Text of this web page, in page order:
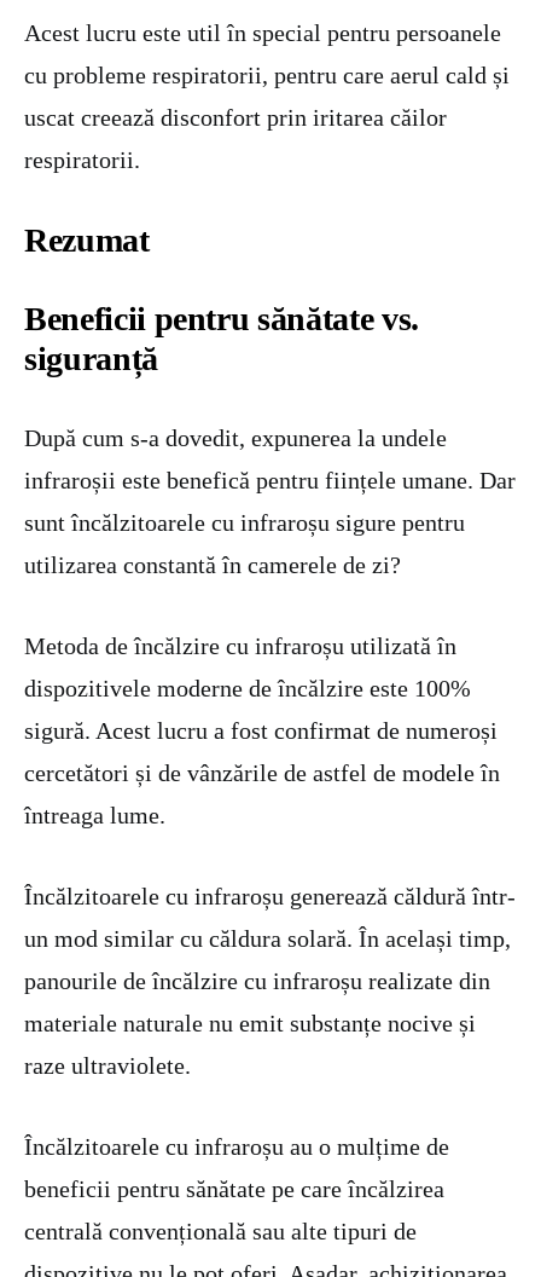
Acest lucru este util în special pentru persoanele
cu probleme respiratorii, pentru care aerul cald și
uscat creează disconfort prin iritarea căilor
respiratorii.
Rezumat
Beneficii pentru sănătate vs.
siguranță
După cum s-a dovedit, expunerea la undele
infraroșii este benefică pentru ființele umane. Dar
sunt încălzitoarele cu infraroșu sigure pentru
utilizarea constantă în camerele de zi?
Metoda de încălzire cu infraroșu utilizată în
dispozitivele moderne de încălzire este 100%
sigură. Acest lucru a fost confirmat de numeroși
cercetători și de vânzările de astfel de modele în
întreaga lume.
Încălzitoarele cu infraroșu generează căldură într-
un mod similar cu căldura solară. În același timp,
panourile de încălzire cu infraroșu realizate din
materiale naturale nu emit substanțe nocive și
raze ultraviolete.
Încălzitoarele cu infraroșu au o mulțime de
beneficii pentru sănătate pe care încălzirea
centrală convențională sau alte tipuri de